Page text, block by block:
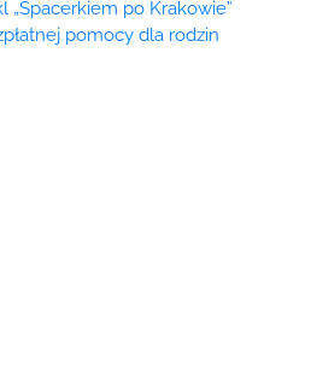
„Spacerkiem po Krakowie”
pomocy dla rodzin